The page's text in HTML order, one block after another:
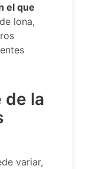
el que
lona,
de la
variar,